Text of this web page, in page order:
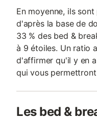
En moyenne, ils
d'après la base de
33 % des bed &
à 9 étoiles. Un ratio
d'affirmer qu'il y en
qui vous
Les bed &